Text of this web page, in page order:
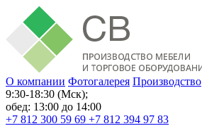
О компании Фотогалерея Производство
9:30-18:30 (Мск);
обед: 13:00 до 14:00
+7 812 300 59 69 +7 812 394 97 83